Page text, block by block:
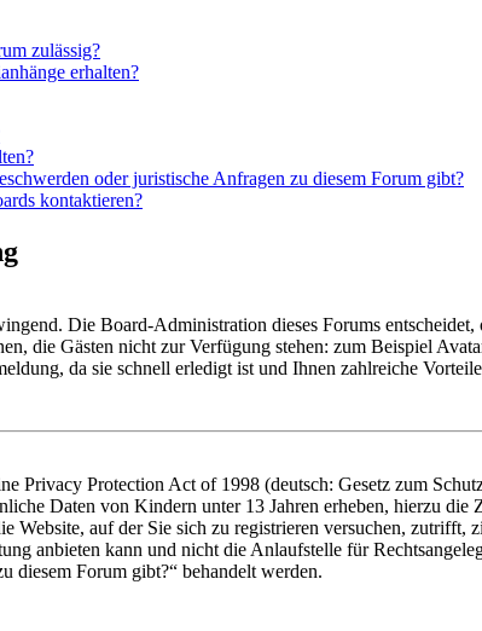
zulässig?
erhalten?
oder juristische Anfragen zu diesem Forum gibt?
kontaktieren?
Die Board-Administration dieses Forums
die Gästen nicht zur Verfügung stehen: zum Beispiel
da sie schnell erledigt ist und Ihnen zahlreiche
Privacy Protection Act of 1998 (deutsch: Gesetz zum
Daten von Kindern unter 13 Jahren erheben, hierzu
Website, auf der Sie sich zu registrieren versuchen,
anbieten kann und nicht die Anlaufstelle für
diesem Forum gibt?“ behandelt werden.